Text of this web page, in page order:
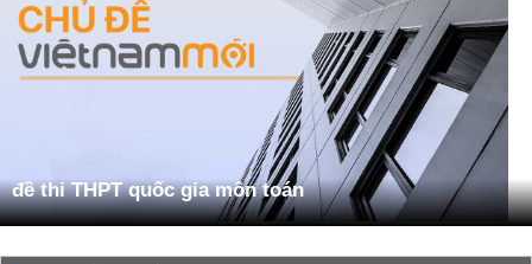
đề thi THPT quốc gia môn toán